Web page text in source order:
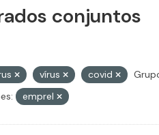
conjuntos
vírus covid
emprel